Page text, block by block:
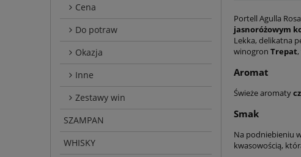
Cena
Do potraw
Okazja
Inne
Zestawy win
SZAMPAN
WHISKY
Portell Agulla
jasnoróżowym
Lekka, delikatna
winogron Trepat
Aromat
Świeże aromaty
Smak
Na podniebieniu
kwasowością,